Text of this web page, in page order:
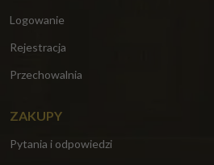
Logowanie
Rejestracja
Przechowalnia
ZAKUPY
Pytania i odpowiedzi